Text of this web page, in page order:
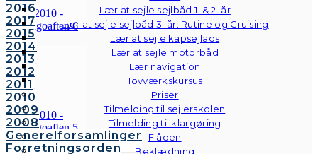
Lær at sejle sejlbåd 1. & 2. år
Lær at sejle sejlbåd 3. år: Rutine og Cruising
Lær at sejle kapsejlads
Lær at sejle motorbåd
Lær navigation
Tovværkskursus
Priser
Tilmelding til sejlerskolen
Tilmelding til klargøring
Flåden
Beklædning
2016
2017
2015
2014
2013
2012
2011
2010
2009
2008
Generelforsamlinger
Forretningsorden